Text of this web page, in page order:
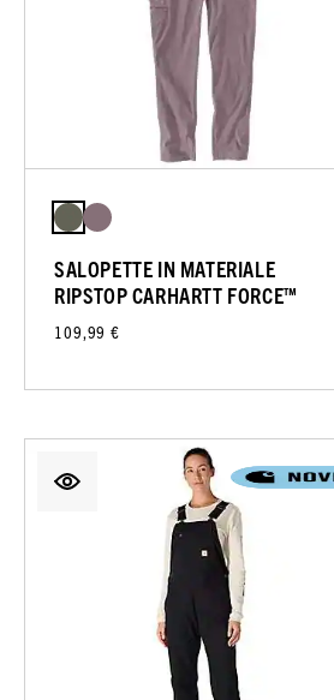
SALOPETTE IN MATERIALE
RIPSTOP CARHARTT FORCE™
109,99 €